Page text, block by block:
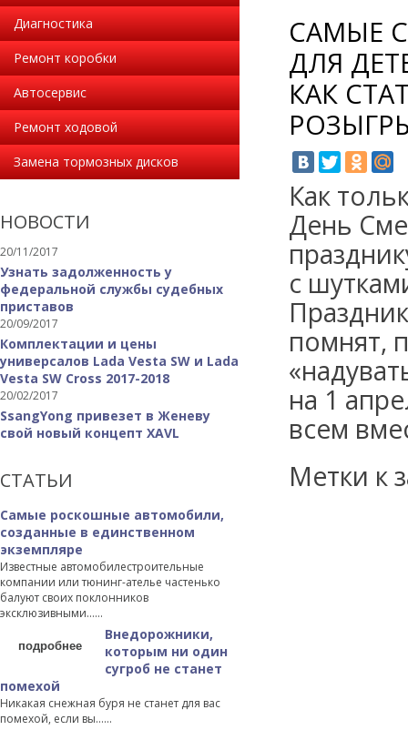
Диагностика
Ремонт коробки
Автосервис
Ремонт ходовой
Замена тормозных дисков
НОВОСТИ
20/11/2017
Узнать задолженность у
федеральной службы судебных
приставов
20/09/2017
Комплектации и цены
универсалов Lada Vesta SW и Lada
Vesta SW Cross 2017-2018
20/02/2017
SsangYong привезет в Женеву
свой новый концепт XAVL
СТАТЬИ
Самые роскошные автомобили,
созданные в единственном
экземпляре
Известные автомобилестроительные
компании или тюнинг-ателье частенько
балуют своих поклонников
эксклюзивными…...
подробнее
Внедорожники,
которым ни один
сугроб не станет
помехой
Никакая снежная буря не станет для вас
помехой, если вы…...
САМЫЕ
ДЛЯ
КАК
Как
День
с
помнят,
на 1
всем
Метки к